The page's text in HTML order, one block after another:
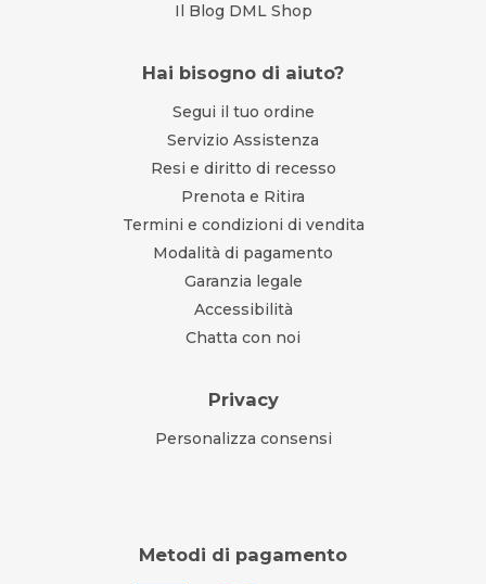
Il Blog DML Shop
Hai bisogno di aiuto?
Segui il tuo ordine
Servizio Assistenza
Resi e diritto di recesso
Prenota e Ritira
Termini e condizioni di vendita
Modalità di pagamento
Garanzia legale
Accessibilità
Chatta con noi
Privacy
Personalizza consensi
Metodi di pagamento